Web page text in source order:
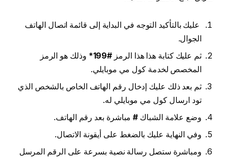
عليك بالتأكيد التوجه في البداية إلى قائمة اتصال الهاتف
الجوال.
ثم عليك كتابة هذا هذا الرمز #199*
وذلك هو الرمز
المخصص لخدمة كول مي موبايلي.
ثم بعد ذلك عليك إدخال رقم الهاتف الخاص بالشخص الذي
تود ارسال كول مي موبايلي له.
وضع علامة الشباك #مباشرة بعد رقم الهاتف.
وفي النهاية عليك بالضغط على أيقونة الاتصال.
ومباشرة ستصل رسالة نصية بسرعة على الرقم المرسل